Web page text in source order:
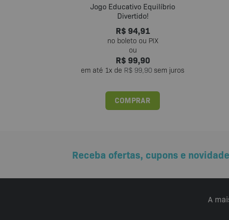
Jogo Educativo Equilíbrio
Divertido!
R$94,91
R$99,90
em até 1x de R$ 99,90 sem juros
COMPRAR
Receba ofertas, cupons e
A